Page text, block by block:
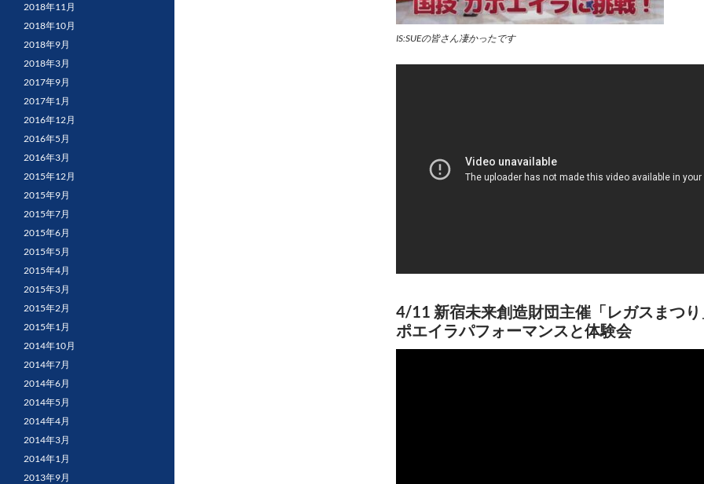
IS:SUEの皆さん凄かったです
4/11 新宿未来創造財団主催「レガスまつ
ポエイラパフォーマンスと体験会
2018年11月
2018年10月
2018年9月
2018年3月
2017年9月
2017年1月
2016年12月
2016年5月
2016年3月
2015年12月
2015年9月
2015年7月
2015年6月
2015年5月
2015年4月
2015年3月
2015年2月
2015年1月
2014年10月
2014年7月
2014年6月
2014年5月
2014年4月
2014年3月
2014年1月
2013年9月